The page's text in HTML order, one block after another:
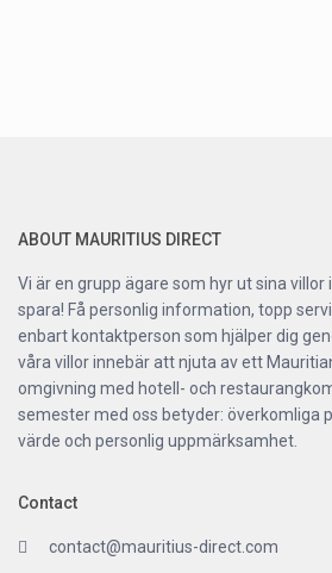
ABOUT MAURITIUS DIRECT
Vi är en grupp ägare som hyr ut sina villor
spara! Få personlig information, topp
enbart kontaktperson som hjälper dig
våra villor innebär att njuta av ett
omgivning med hotell- och
semester med oss betyder: överkomliga
värde och personlig uppmärksamhet.
Contact
contact@mauritius-direct.com